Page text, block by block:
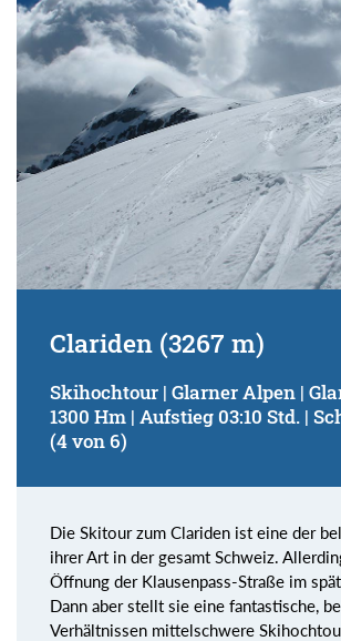
Clariden (3267 m)
Skihochtour | Glarner Alpen |
1300 Hm | Aufstieg 03:10 Std. |
(4 von 6)
Die Skitour zum Clariden ist eine der
ihrer Art in der gesamt Schweiz.
Öffnung der Klausenpass-Straße im
Dann aber stellt sie eine fantastische,
Verhältnissen mittelschwere